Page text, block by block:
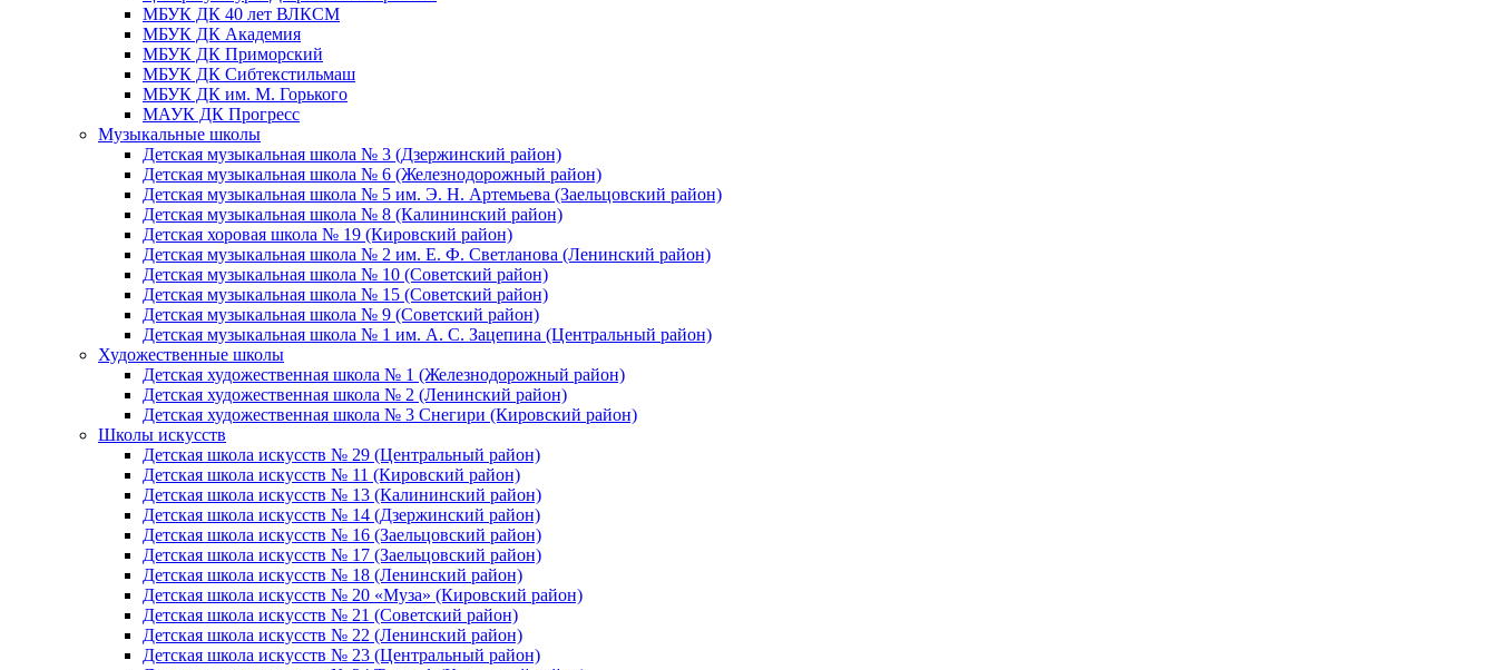
МБУК ДК 40 лет ВЛКСМ
МБУК ДК Академия
МБУК ДК Приморский
МБУК ДК Сибтекстильмаш
МБУК ДК им. М. Горького
МАУК ДК Прогресс
Музыкальные школы
Детская музыкальная школа № 3 (Дзержинский район)
Детская музыкальная школа № 6 (Железнодорожный район)
Детская музыкальная школа № 5 им. Э. Н. Артемьева (Заельцовский район)
Детская музыкальная школа № 8 (Калининский район)
Детская хоровая школа № 19 (Кировский район)
Детская музыкальная школа № 2 им. Е. Ф. Светланова (Ленинский район)
Детская музыкальная школа № 10 (Советский район)
Детская музыкальная школа № 15 (Советский район)
Детская музыкальная школа № 9 (Советский район)
Детская музыкальная школа № 1 им. А. С. Зацепина (Центральный район)
Художественные школы
Детская художественная школа № 1 (Железнодорожный район)
Детская художественная школа № 2 (Ленинский район)
Детская художественная школа № 3 Снегири (Кировский район)
Школы искусств
Детская школа искусств № 29 (Центральный район)
Детская школа искусств № 11 (Кировский район)
Детская школа искусств № 13 (Калининский район)
Детская школа искусств № 14 (Дзержинский район)
Детская школа искусств № 16 (Заельцовский район)
Детская школа искусств № 17 (Заельцовский район)
Детская школа искусств № 18 (Ленинский район)
Детская школа искусств № 20 «Муза» (Кировский район)
Детская школа искусств № 21 (Советский район)
Детская школа искусств № 22 (Ленинский район)
Детская школа искусств № 23 (Центральный район)